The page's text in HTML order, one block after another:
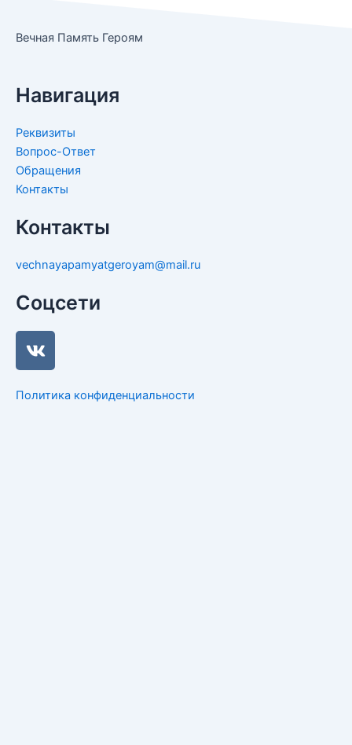
Вечная Память Героям
Навигация
Реквизиты
Вопрос-Ответ
Обращения
Контакты
Контакты
vechnayapamyatgeroyam@mail.ru
Соцсети
V
k
Политика конфиденциальности